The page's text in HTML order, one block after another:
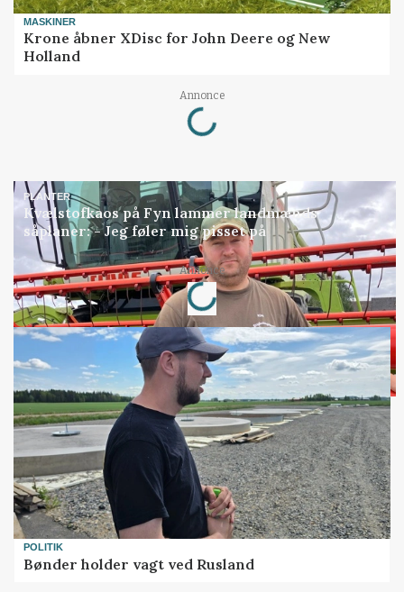
MASKINER
Krone åbner XDisc for John Deere og New
Holland
Annonce
Loading...
PLANTER
Kvælstofkaos på Fyn lammer landmænds
såplaner: - Jeg føler mig pisset på
Annonce
Loading...
POLITIK
Bønder holder vagt ved Rusland